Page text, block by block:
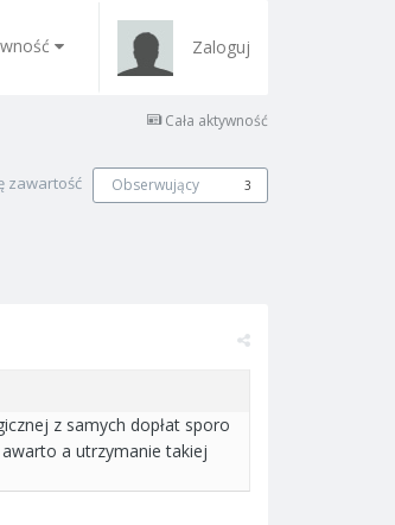
Zaloguj
Cała aktywność
zawartość Obserwujący 3
z samych dopłat sporo
a utrzymanie takiej